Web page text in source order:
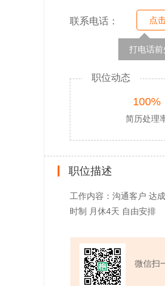
联系电话： 点
打电话
职位动态
100%
简历处理
职位描述
工作内容：沟通客户 达
时制 月休4天 自由安排
微信扫